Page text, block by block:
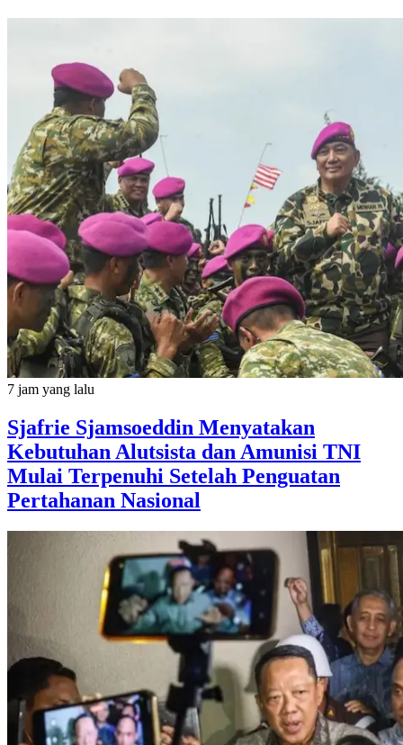
7 jam yang lalu
Sjafrie Sjamsoeddin Menyatakan
Kebutuhan Alutsista dan Amunisi TNI
Mulai Terpenuhi Setelah Penguatan
Pertahanan Nasional